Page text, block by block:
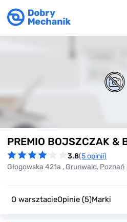
PREMIO BOJSZCZAK &
3.8(5 opinii)
Głogowska 421a , Grunwald, Poznań
O warsztacieOpinie (5)Marki